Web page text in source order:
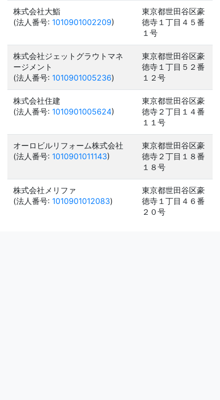
株式会社大鮨
(法人番号: 1010901002209)
東京都世田谷区豪
徳寺１丁目４５番
１号
株式会社ジェットグラウトマネ
ージメント
(法人番号: 1010901005236)
東京都世田谷区豪
徳寺１丁目５２番
１２号
株式会社住建
(法人番号: 1010901005624)
東京都世田谷区豪
徳寺２丁目１４番
１１号
オーロビルリフォーム株式会社
(法人番号: 1010901011143)
東京都世田谷区豪
徳寺２丁目１８番
１８号
株式会社メリファ
(法人番号: 1010901012083)
東京都世田谷区豪
徳寺１丁目４６番
２０号